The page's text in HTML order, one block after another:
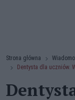
Strona główna
Dentysta dla uczniów.